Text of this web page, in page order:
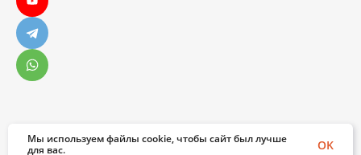
© 2026 Бослен. Все права защищены
Мы используем файлы cookie, чтобы сайт был лучше
для вас.
OK